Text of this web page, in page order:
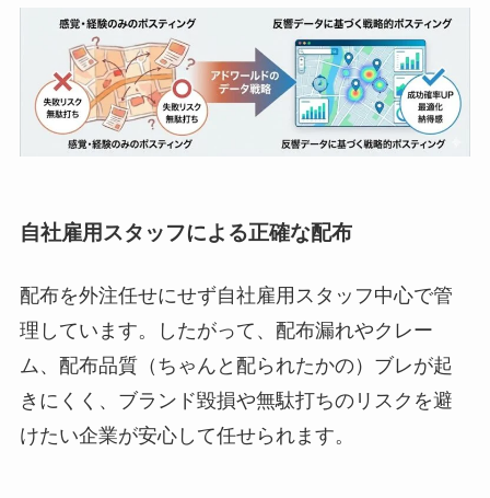
自社雇用スタッフによる正確な配布
配布を外注任せにせず自社雇用スタッフ中心で管
理しています。したがって、配布漏れやクレー
ム、配布品質（ちゃんと配られたかの）ブレが起
きにくく、ブランド毀損や無駄打ちのリスクを避
けたい企業が安心して任せられます。